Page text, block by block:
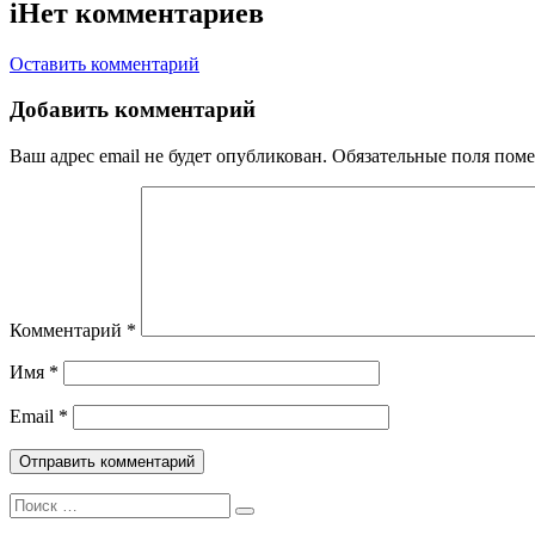
iНет комментариев
Оставить комментарий
Добавить комментарий
Ваш адрес email не будет опубликован. Обязательные поля
Комментарий *
Имя *
Email *
Поиск: